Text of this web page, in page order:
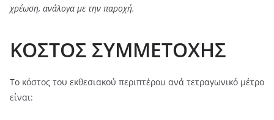
χρέωση, ανάλογα με την παροχή.
ΚΟΣΤΟΣ ΣΥΜΜΕΤΟΧΗΣ
Το κόστος του εκθεσιακού περιπτέρου ανά τετραγωνικό μέτρο
είναι: